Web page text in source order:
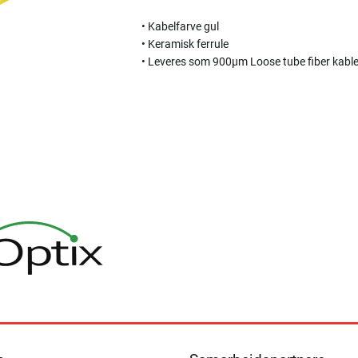
• Kabelfarve gul
• Keramisk ferrule
• Leveres som 900µm Loose tube fiber